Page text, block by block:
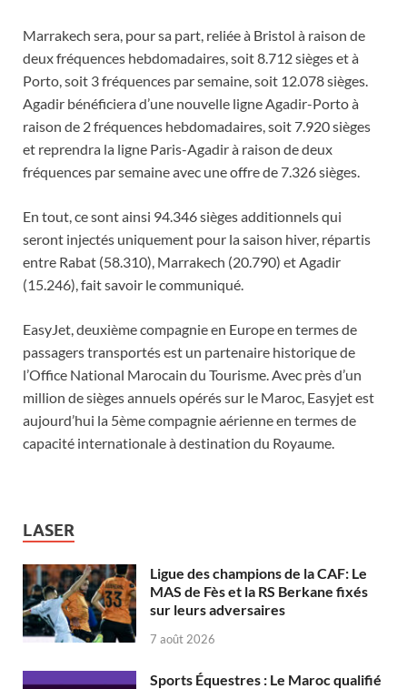
Marrakech sera, pour sa part, reliée à Bristol à raison de
deux fréquences hebdomadaires, soit 8.712 sièges et à
Porto, soit 3 fréquences par semaine, soit 12.078 sièges.
Agadir bénéficiera d’une nouvelle ligne Agadir-Porto à
raison de 2 fréquences hebdomadaires, soit 7.920 sièges
et reprendra la ligne Paris-Agadir à raison de deux
fréquences par semaine avec une offre de 7.326 sièges.
En tout, ce sont ainsi 94.346 sièges additionnels qui
seront injectés uniquement pour la saison hiver, répartis
entre Rabat (58.310), Marrakech (20.790) et Agadir
(15.246), fait savoir le communiqué.
EasyJet, deuxième compagnie en Europe en termes de
passagers transportés est un partenaire historique de
l’Office National Marocain du Tourisme. Avec près d’un
million de sièges annuels opérés sur le Maroc, Easyjet est
aujourd’hui la 5ème compagnie aérienne en termes de
capacité internationale à destination du Royaume.
LASER
Ligue des champions de la CAF: Le
MAS de Fès et la RS Berkane fixés
sur leurs adversaires
7 août 2026
Sports Équestres : Le Maroc qualifié